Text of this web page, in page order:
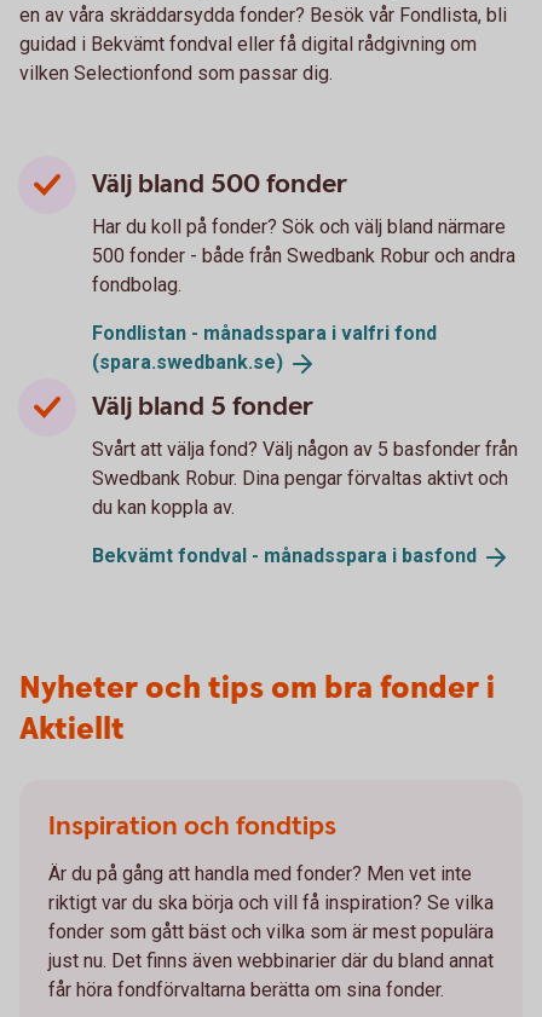
en av våra skräddarsydda fonder? Besök vår Fondlista, bli
guidad i Bekvämt fondval eller få digital rådgivning om
vilken Selectionfond som passar dig.
Välj bland 500 fonder
Har du koll på fonder? Sök och välj bland närmare
500 fonder - både från Swedbank Robur och andra
fondbolag.
Fondlistan - månadsspara i valfri fond
(spara.swedbank.se)
Välj bland 5 fonder
Svårt att välja fond? Välj någon av 5 basfonder från
Swedbank Robur. Dina pengar förvaltas aktivt och
du kan koppla av.
Bekvämt fondval - månadsspara i basfond
Nyheter och tips om bra fonder i
Aktiellt
Inspiration och fondtips
Är du på gång att handla med fonder? Men vet inte
riktigt var du ska börja och vill få inspiration? Se vilka
fonder som gått bäst och vilka som är mest populära
just nu. Det finns även webbinarier där du bland annat
får höra fondförvaltarna berätta om sina fonder.